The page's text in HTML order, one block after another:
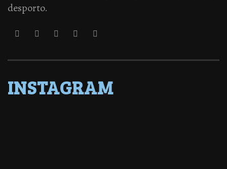
desporto.
INSTAGRAM